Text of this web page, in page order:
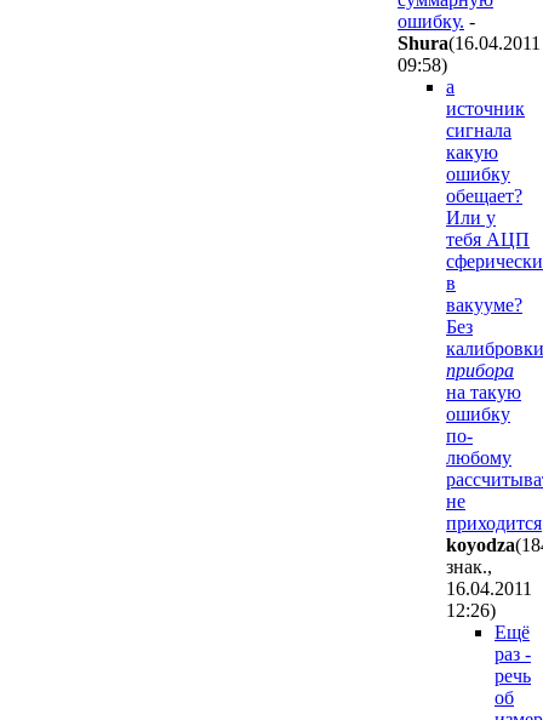
ошибку. -
Shura(16.04.2011
09:58)
а
источник
сигнала
какую
ошибку
обещает?
Или у
тебя АЦП
в
вакууме?
Без
калибровки
прибора
на такую
ошибку
по-
любому
не
приходится
koyodza
знак.,
16.04.2011
12:26)
Ещё
раз -
речь
об